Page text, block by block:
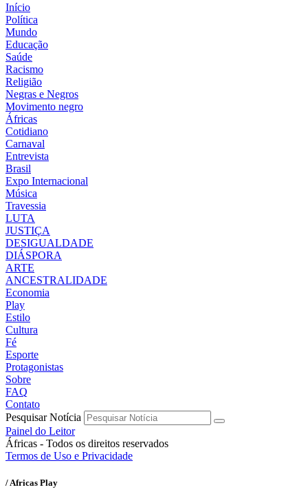
Início
Política
Mundo
Educação
Saúde
Racismo
Religião
Negras e Negros
Movimento negro
Áfricas
Cotidiano
Carnaval
Entrevista
Brasil
Expo Internacional
Música
Travessia
LUTA
JUSTIÇA
DESIGUALDADE
DIÁSPORA
ARTE
ANCESTRALIDADE
Economia
Play
Estilo
Cultura
Fé
Esporte
Protagonistas
Sobre
FAQ
Contato
Pesquisar Notícia
Painel do Leitor
Áfricas - Todos os direitos reservados
Termos de Uso e Privacidade
/ Africas Play